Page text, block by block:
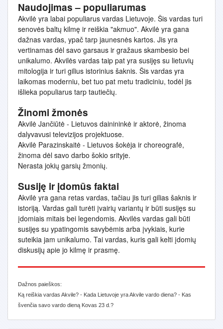
Naudojimas – populiarumas
Akvilė yra labai populiarus vardas Lietuvoje. Šis vardas turi
senovės baltų kilmę ir reiškia "akmuo". Akvilė yra gana
dažnas vardas, ypač tarp jaunesnės kartos. Jis yra
vertinamas dėl savo garsaus ir gražaus skambesio bei
unikalumo. Akvilės vardas taip pat yra susijęs su lietuvių
mitologija ir turi gilius istorinius šaknis. Šis vardas yra
laikomas moderniu, bet tuo pat metu tradiciniu, todėl jis
išlieka populiarus tarp tautiečių.
Žinomi žmonės
Akvilė Jančiūtė - Lietuvos dainininkė ir aktorė, žinoma
dalyvavusi televizijos projektuose.
Akvilė Parazinskaitė - Lietuvos šokėja ir choreografė,
žinoma dėl savo darbo šokio srityje.
Nerasta jokių garsių žmonių.
Susiję ir įdomūs faktai
Akvilė yra gana retas vardas, tačiau jis turi gilias šaknis ir
istoriją. Vardas gali turėti įvairių variantų ir būti susijęs su
įdomiais mitais bei legendomis. Akvilės vardas gali būti
susijęs su ypatingomis savybėmis arba įvykiais, kurie
suteikia jam unikalumo. Tai vardas, kuris gali kelti įdomių
diskusijų apie jo kilmę ir prasmę.
Dažnos paieškos:
Ką reiškia vardas Akvile? - Kada Lietuvoje yra Akvile vardo diena? - Kas
švenčia savo vardo dieną Kovas 23 d.?